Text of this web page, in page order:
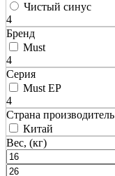
Чистый синус
4
Бренд
Must
4
Серия
Must EP
4
Страна производитель
Китай
Вес, (кг)